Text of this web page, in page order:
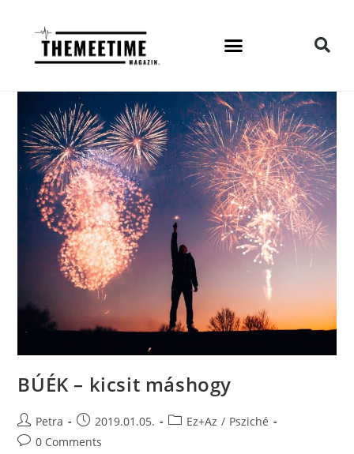
BÚÉK – kicsit máshogy
Petra 2019.01.05. Ez+Az / Psziché
0 Comments